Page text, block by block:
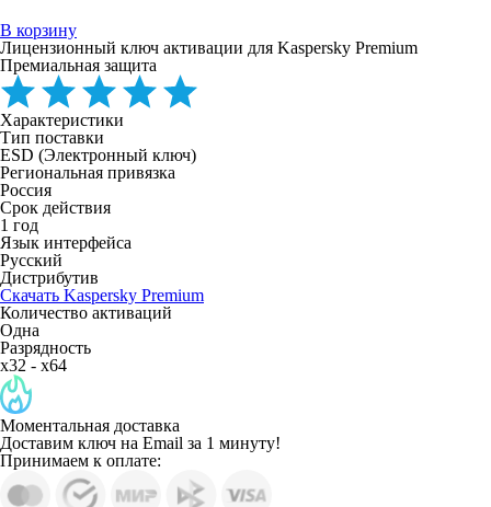
В корзину
Лицензионный ключ активации для Kaspersky Premium
Премиальная защита
Характеристики
Тип поставки
ESD (Электронный ключ)
Региональная привязка
Россия
Срок действия
1 год
Язык интерфейса
Русский
Дистрибутив
Скачать Kaspersky Premium
Количество активаций
Одна
Разрядность
x32 - x64
Моментальная доставка
Доставим ключ на Email за 1 минуту!
Принимаем к оплате: